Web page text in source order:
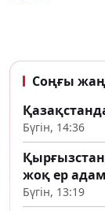
Соңғы
Бүгін, 14:36
жоқ ер
Бүгін, 13:19